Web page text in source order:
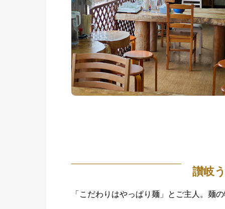
讃岐
「こだわりはやっぱり麺」とご主人。麺